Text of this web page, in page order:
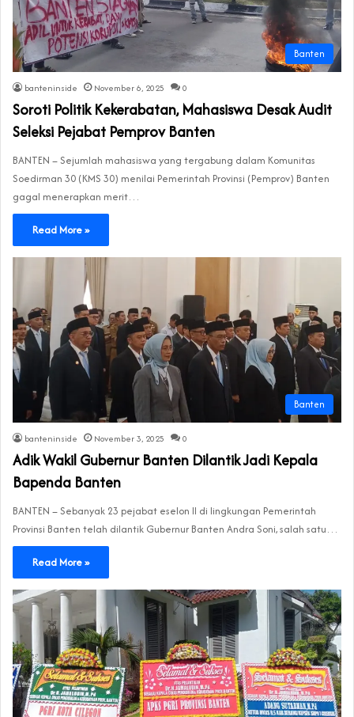
Banten
banteninside November 6, 2025 0
Soroti Politik Kekerabatan, Mahasiswa Desak Audit
Seleksi Pejabat Pemprov Banten
‎‎BANTEN – Sejumlah mahasiswa yang tergabung dalam Komunitas
Soedirman 30 (KMS 30) menilai Pemerintah Provinsi (Pemprov) Banten
gagal menerapkan merit…
Read More »
Banten
banteninside November 3, 2025 0
Adik Wakil Gubernur Banten Dilantik Jadi Kepala
Bapenda Banten
‎BANTEN – Sebanyak 23 pejabat eselon ll di lingkungan Pemerintah
Provinsi Banten telah dilantik Gubernur Banten Andra Soni, salah satu…
Read More »